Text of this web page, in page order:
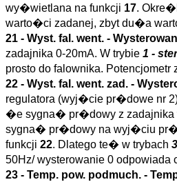
wy�wietlana na funkcji 17.
warto�ci zadanej, zbyt du�a
21 - Wyst. fal. went. -
zadajnika 0-20mA. W trybie 1 -
prosto do falownika.
22 - Wyst. fal. went. zad. -
regulatora (wyj�cie pr�dowe nr
�e sygna� pr�dowy z zadajnika
sygna� pr�dowy na wyj�ciu
funkcji 22. Dlatego te� w trybach
50Hz/ wysterowanie 0
23 - Temp. pow. podmuch. -